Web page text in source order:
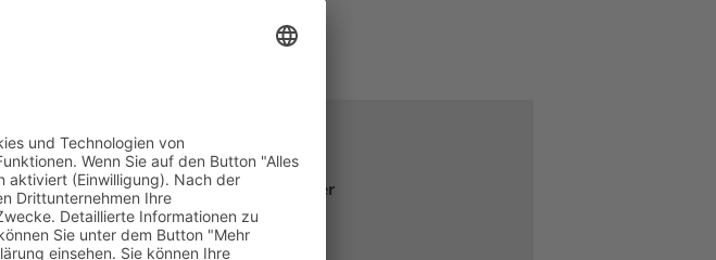
VERANSTALTER
BIS e.V. – Renate Köller
Telefon
+49 (0)2163 4826